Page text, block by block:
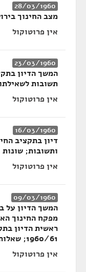
28/03/1960
מצב החינוך
אין פרוטוקול
23/03/1960
תשובות
אין פרוטוקול
16/03/1960
ותשובות; שונות
אין פרוטוקול
09/03/1960
המשך הדיון על
מפקח החינוך
ראשית הדיון
1960/61; שאלות ותשובות; שונות
אין פרוטוקול